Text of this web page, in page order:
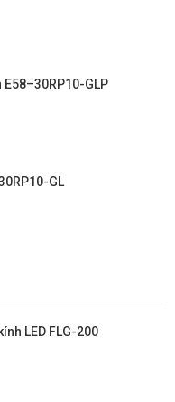
GLP
GL
LED FLG-200